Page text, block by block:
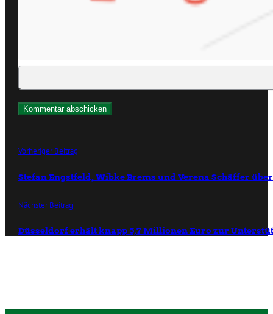
Vorheriger Beitrag
Stefan Engstfeld, Wibke Brems und Verena Schäffer
Nächster Beitrag
Düsseldorf erhält knapp 5,7 Millionen Euro zur